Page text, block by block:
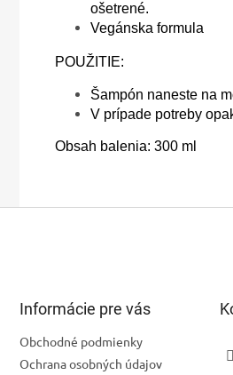
ošetrené.
Vegánska formula
POUŽITIE:
Šampón naneste na
V prípade potreby
Obsah balenia: 300 ml
Informácie pre vás
Obchodné podmienky
Ochrana osobných údajov